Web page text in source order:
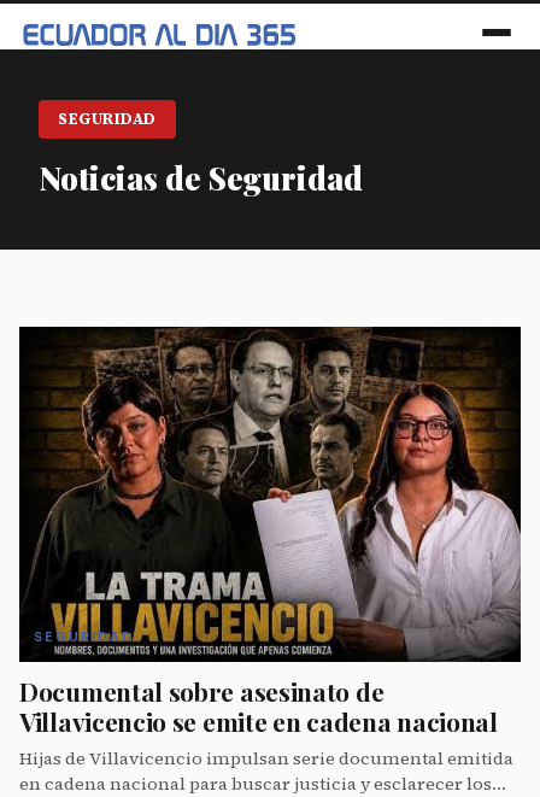
SEGURIDAD
Noticias de Seguridad
SEGURIDAD
Documental sobre asesinato de
Villavicencio se emite en cadena nacional
Hijas de Villavicencio impulsan serie documental emitida
en cadena nacional para buscar justicia y esclarecer los